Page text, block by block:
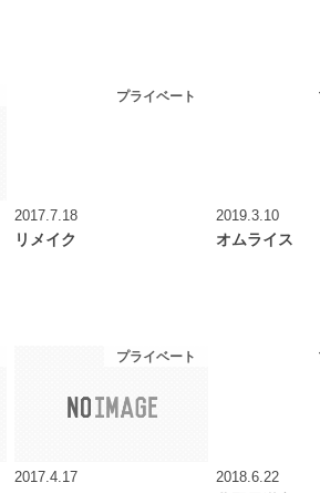
プライベート
2017.7.18
リメイク
2019.3.10
オムライス
プライベート
2017.4.17 2018.6.22